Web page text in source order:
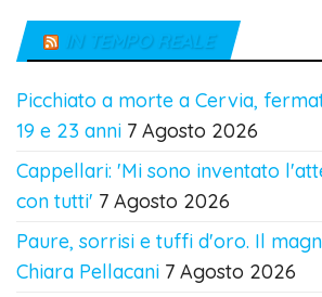
IN TEMPO REALE
Picchiato a morte a Cervia,
19 e 23 anni 7 Agosto 2026
Cappellari: 'Mi sono inventato
con tutti' 7 Agosto 2026
Paure, sorrisi e tuffi d'oro. Il
Chiara Pellacani 7 Agosto 2026